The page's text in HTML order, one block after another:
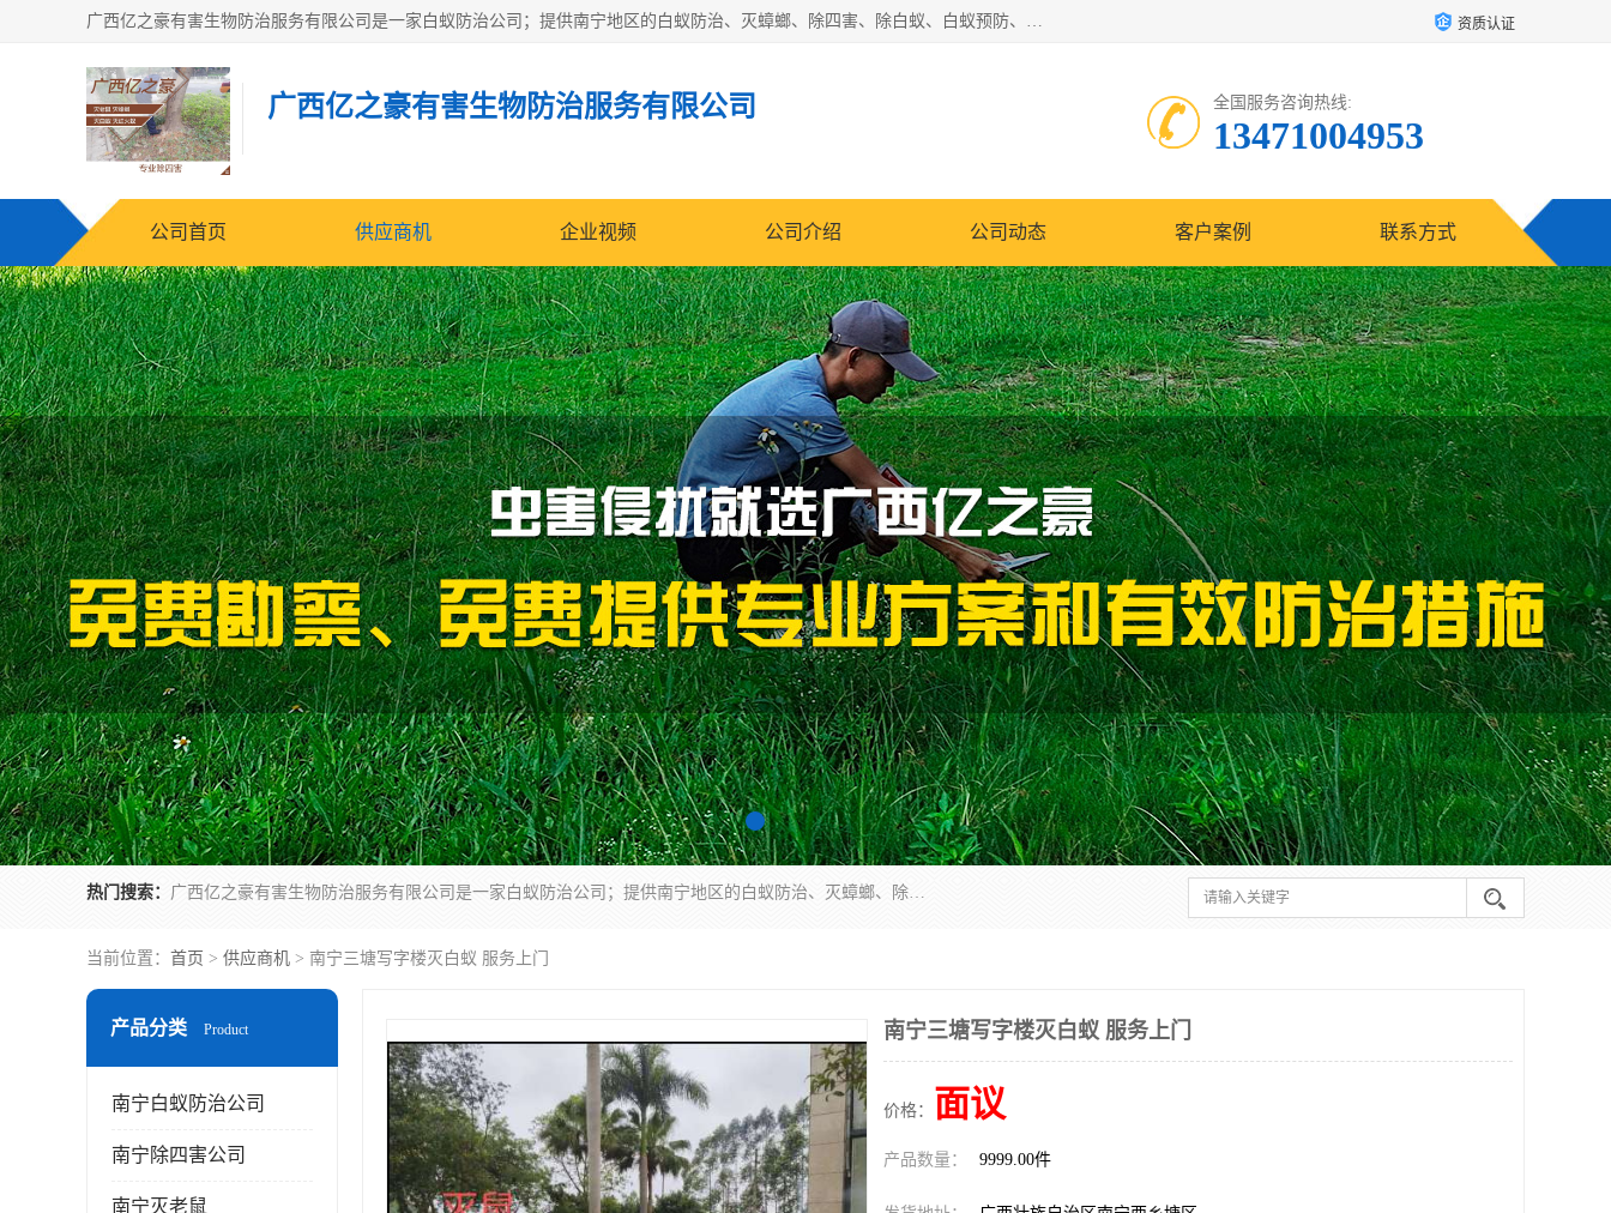
广西亿之豪有害生物防治服务有限公司是一家白蚁防治公司；提供南宁地区的白蚁防治、灭蟑螂、除四害、除白蚁、白蚁预防、消毒等服务，广西亿之豪有害生物防治服务有限公司专业灭蟑螂,灭鼠,除四害,服务上门,安全环保,售后保障,一次消杀，竭诚为您服务. 资质认证
广西亿之豪有害生物防治服务有限公司 全国服务咨询热线:
13471004953
公司首页 供应商机 企业视频 公司介绍 公司动态 客户案例 联系方式
热门搜索： 广西亿之豪有害生物防治服务有限公司是一家白蚁防治公司；提供南宁地区的白蚁防治、灭蟑螂、除四害、除白蚁、白蚁预防、消毒等服务，广西亿之豪有害生物防治服务有限公司专业灭蟑螂,灭鼠,除四害,服务上门,安全环保,售后保障,一次消杀，竭诚为您服务.
当前位置： 首页 > 供应商机 > 南宁三塘写字楼灭白蚁 服务上门
产品分类 Product
南宁白蚁防治公司
南宁除四害公司
南宁灭老鼠
南宁三塘写字楼灭白蚁 服务上门
价格： 面议
产品数量： 9999.00件